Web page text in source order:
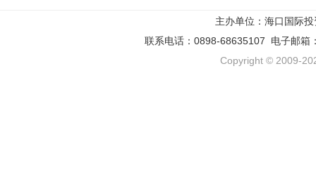
主办单位：海口国际
联系电话：0898-68635107 电子邮箱
Copyright © 2009-